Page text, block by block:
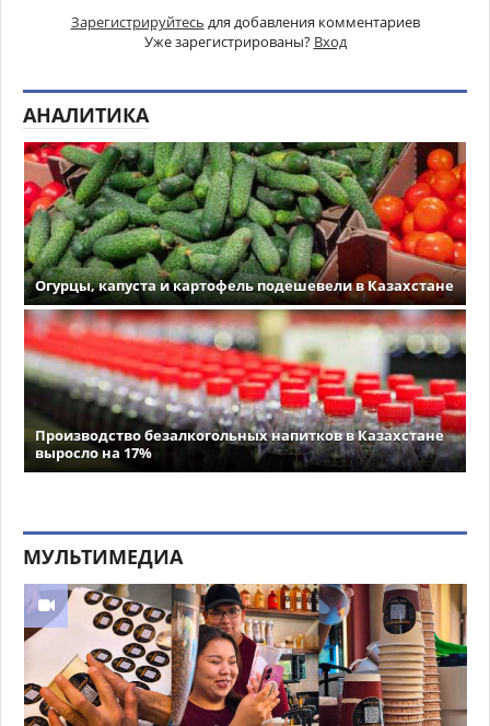
Зарегистрируйтесь для добавления комментариев
Уже зарегистрированы? Вход
АНАЛИТИКА
Огурцы, капуста и картофель подешевели в Казахстане
Производство безалкогольных напитков в Казахстане
выросло на 17%
МУЛЬТИМЕДИА